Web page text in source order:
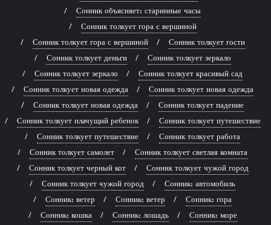
Сонник объясняет: старинные часы
Сонник толкует гора с вершиной
Сонник толкует гора с вершиной
Сонник толкует гости
Сонник толкует деньги
Сонник толкует зеркало
Сонник толкует зеркало
Сонник толкует красивый сад
Сонник толкует новая одежда
Сонник толкует новая одежда
Сонник толкует новая одежда
Сонник толкует падение
Сонник толкует плачущий ребенок
Сонник толкует путешествие
Сонник толкует путешествие
Сонник толкует работа
Сонник толкует самолет
Сонник толкует светлая комната
Сонник толкует черный кот
Сонник толкует чужой город
Сонник толкует чужой город
Сонник: автомобиль
Сонник: ветер
Сонник: ветер
Сонник: гора
Сонник: кошка
Сонник: лошадь
Сонник: море